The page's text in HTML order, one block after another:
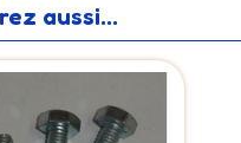
aussi...